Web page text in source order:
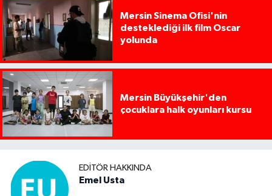
Mersin Sinema Ofisi'nin
desteklediği ilk film Oscar
yolunda
Mersin Büyükşehir'den
çocuklara halk oyunları kursu
EDITÖR HAKKINDA
Emel Usta